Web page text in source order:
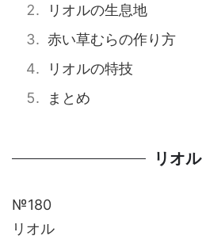
リオルの生息地
赤い草むらの作り方
リオルの特技
まとめ
リオル
№180
リオル